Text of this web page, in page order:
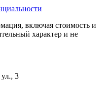
включая стоимость и
характер и не
3